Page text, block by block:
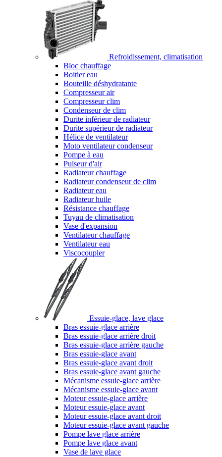
Refroidissement, climatisation
Bloc chauffage
Boitier eau
Bouteille déshydratante
Compresseur air
Compresseur clim
Condenseur de clim
Durite inférieur de radiateur
Durite supérieur de radiateur
Hélice de ventilateur
Moto ventilateur condenseur
Pompe à eau
Pulseur d'air
Radiateur chauffage
Radiateur condenseur de clim
Radiateur eau
Radiateur huile
Résistance chauffage
Tuyau de climatisation
Vase d'expansion
Ventilateur chauffage
Ventilateur eau
Viscocoupler
Essuie-glace, lave glace
Bras essuie-glace arrière
Bras essuie-glace arrière droit
Bras essuie-glace arrière gauche
Bras essuie-glace avant
Bras essuie-glace avant droit
Bras essuie-glace avant gauche
Mécanisme essuie-glace arrière
Mécanisme essuie-glace avant
Moteur essuie-glace arrière
Moteur essuie-glace avant
Moteur essuie-glace avant droit
Moteur essuie-glace avant gauche
Pompe lave glace arrière
Pompe lave glace avant
Vase de lave glace